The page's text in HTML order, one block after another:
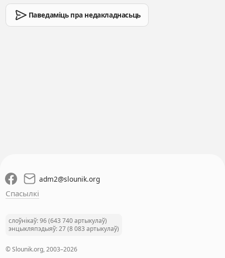
Паведаміць пра недакладнасьць
adm2@slounik.org
Спасылкі
слоўнікаў: 96 (643 740 артыкулаў)
энцыкляпэдыяў: 27 (8 083 артыкулаў)
© Slounik.org, 2003–2026